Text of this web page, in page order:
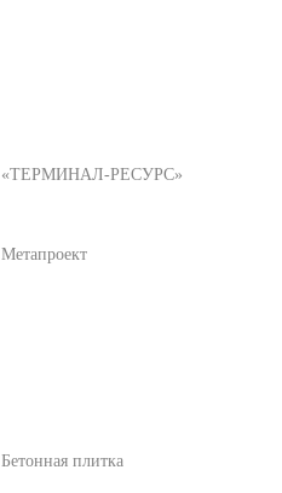
«ТЕРМИНАЛ-РЕСУРС»
Метапроект
Бетонная плитка